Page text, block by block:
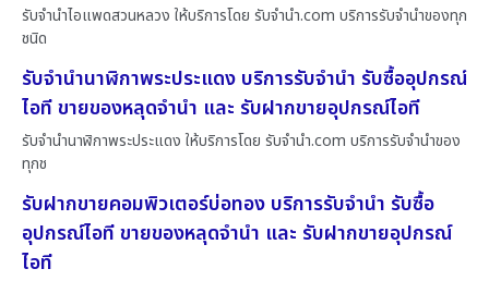
รับจำนำไอแพดสวนหลวง ให้บริการโดย รับจํานํา.com บริการรับจำนำของทุก
ชนิด
รับจำนำนาฬิกาพระประแดง บริการรับจำนำ รับซื้ออุปกรณ์
ไอที ขายของหลุดจำนำ และ รับฝากขายอุปกรณ์ไอที
รับจำนำนาฬิกาพระประแดง ให้บริการโดย รับจํานํา.com บริการรับจำนำของ
ทุกช
รับฝากขายคอมพิวเตอร์บ่อทอง บริการรับจำนำ รับซื้อ
อุปกรณ์ไอที ขายของหลุดจำนำ และ รับฝากขายอุปกรณ์
ไอที